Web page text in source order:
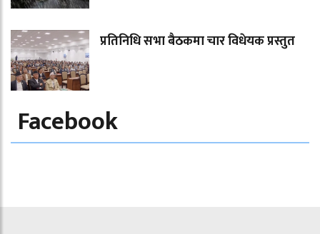
प्रतिनिधि सभा बैठकमा चार विधेयक प्रस्तुत
Facebook